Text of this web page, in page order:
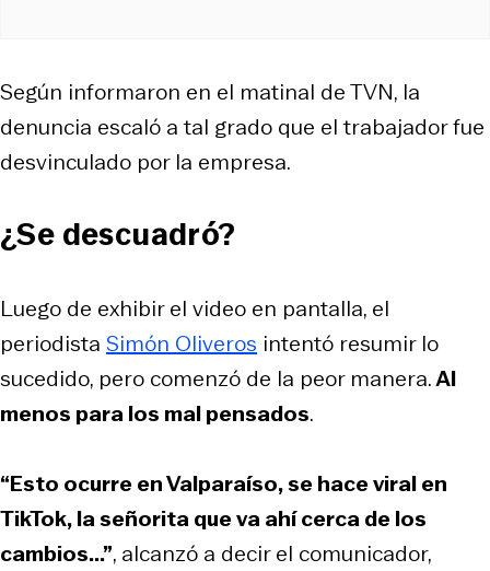
Según informaron en el matinal de TVN, la
denuncia escaló a tal grado que el trabajador fue
desvinculado por la empresa.
¿Se descuadró?
Luego de exhibir el video en pantalla, el
periodista Simón Oliveros intentó resumir lo
sucedido, pero comenzó de la peor manera.Al
menos para los mal pensados.
“Esto ocurre en Valparaíso, se hace viral en
TikTok, la señorita que va ahí cerca de los
cambios...”, alcanzó a decir el comunicador,